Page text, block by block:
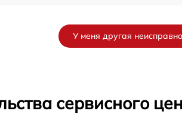
У меня другая
сервисного